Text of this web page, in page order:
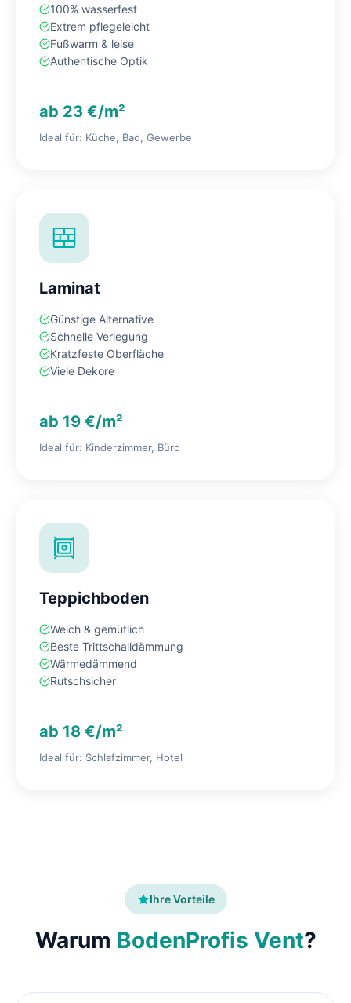
100% wasserfest
Extrem pflegeleicht
Fußwarm & leise
Authentische Optik
ab 23 €/m²
Ideal für: Küche, Bad, Gewerbe
Laminat
Günstige Alternative
Schnelle Verlegung
Kratzfeste Oberfläche
Viele Dekore
ab 19 €/m²
Ideal für: Kinderzimmer, Büro
Teppichboden
Weich & gemütlich
Beste Trittschalldämmung
Wärmedämmend
Rutschsicher
ab 18 €/m²
Ideal für: Schlafzimmer, Hotel
Ihre Vorteile
Warum BodenProfis Vent?